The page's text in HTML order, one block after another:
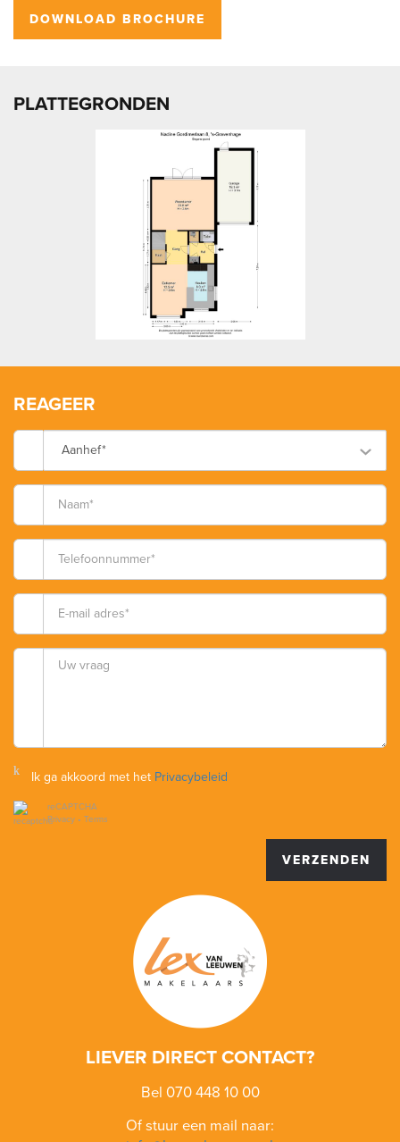
DOWNLOAD BROCHURE
PLATTEGRONDEN
REAGEER
Aanhef*
Ik ga akkoord met het Privacybeleid
reCAPTCHA
Privacy • Terms
VERZENDEN
LIEVER DIRECT CONTACT?
Bel 070 448 10 00
Of stuur een mail naar: